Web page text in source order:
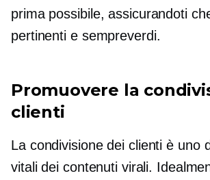
​​prima possibile, assicurandoti
pertinenti e sempreverdi.
Promuovere la
clienti
La condivisione dei clienti è uno
vitali dei contenuti virali.